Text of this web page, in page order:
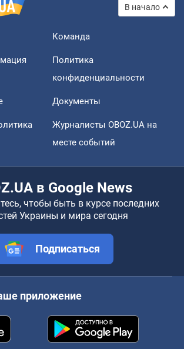
В начало
Команда
Политика
конфиденциальности
Документы
Журналисты OBOZ.UA на
месте событий
в Google News
чтобы быть в курсе последних
Украины и мира сегодня
Подписаться
приложение